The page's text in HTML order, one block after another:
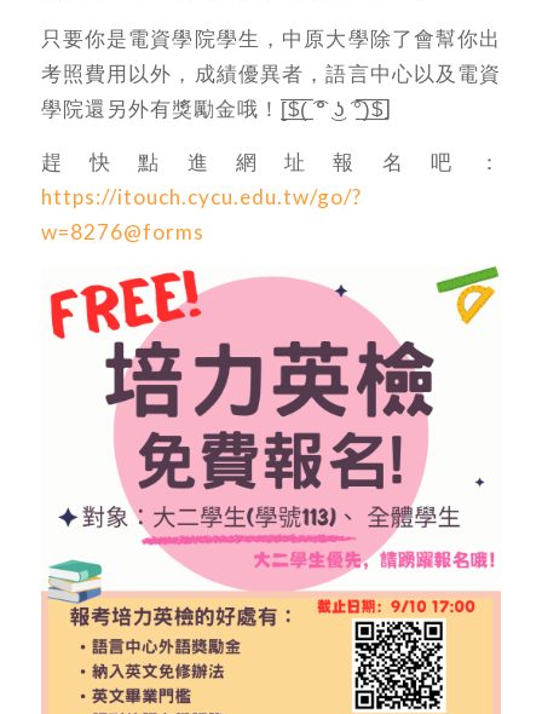
只要你是電資學院學生，中原大學除了會幫你出
考照費用以外，成績優異者，語言中心以及電資
學院還另外有獎勵金哦！[̲̅$̲̅(̲̅ ͡° ͜ʖ ͡°̲̅)̲̅$̲̅]
趕快點進網址報名吧：
https://itouch.cycu.edu.tw/go/?
w=8276@forms